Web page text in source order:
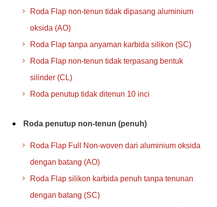
Roda Flap non-tenun tidak dipasang aluminium
oksida (AO)
Roda Flap tanpa anyaman karbida silikon (SC)
Roda Flap non-tenun tidak terpasang bentuk
silinder (CL)
Roda penutup tidak ditenun 10 inci
Roda penutup non-tenun (penuh)
Roda Flap Full Non-woven dari aluminium oksida
dengan batang (AO)
Roda Flap silikon karbida penuh tanpa tenunan
dengan batang (SC)